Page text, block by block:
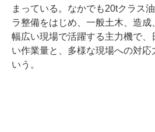
まっている。なかでも20tクラス
ラ整備をはじめ、一般土木、造
幅広い現場で活躍する主力機で、
い作業量と、多様な現場への対応
いう。